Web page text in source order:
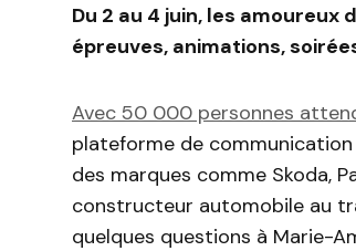
Du 2 au 4 juin, les
épreuves, animations,
Avec 50 000 personnes
plateforme de
des marques comme Skoda,
constructeur automobile au
quelques questions à Marie-